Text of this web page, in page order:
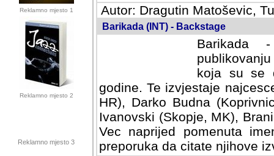
Reklamno mjesto 1
Reklamno mjesto 2
Reklamno mjesto 3
Autor: Dragutin Matoševic,
Barikada (INT) - Backstage
Barikada
koja su se
godine. Te izvjestaje
HR), Darko Budna
Ivanovski (Skopje, MK),
Vec naprijed pomenuta
preporuka da citate njihove